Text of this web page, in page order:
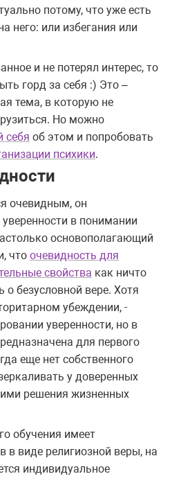
потому, что уже есть
него: или избегания или
и не потерял интерес, то
горд за себя :) Это –
тема, в которую не
Но можно
себя об этом и попробовать
психики.
очевидным, он
в понимании
основополагающий
что очевидность для
свойства как ничто
о безусловной вере. Хотя
убеждении, -
уверенности, но в
для первого
еще нет собственного
у доверенных
решения жизненных
обучения имеет
в виде религиозной веры, на
индивидуальное